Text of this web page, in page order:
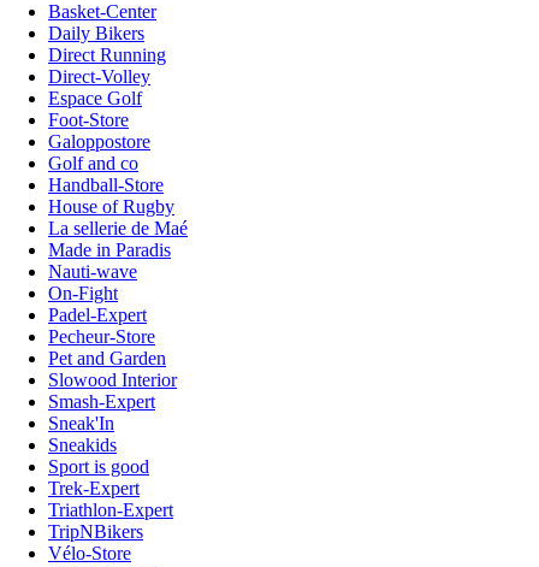
Basket-Center
Daily Bikers
Direct Running
Direct-Volley
Espace Golf
Foot-Store
Galoppostore
Golf and co
Handball-Store
House of Rugby
La sellerie de Maé
Made in Paradis
Nauti-wave
On-Fight
Padel-Expert
Pecheur-Store
Pet and Garden
Slowood Interior
Smash-Expert
Sneak'In
Sneakids
Sport is good
Trek-Expert
Triathlon-Expert
TripNBikers
Vélo-Store